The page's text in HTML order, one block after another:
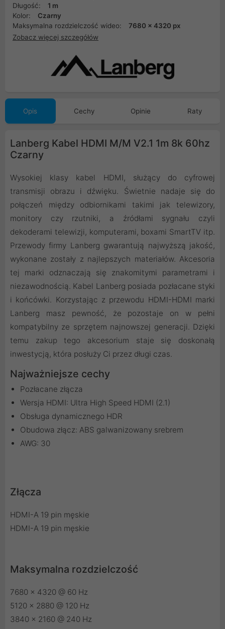
Długość:
1 m
Kolor:
Czarny
Maksymalna rozdzielczość wideo:
7680 x 4320 px
Zobacz więcej szczegółów
Opis Cechy Opinie Raty
Lanberg Kabel HDMI M/M V2.1 1m 8k 60hz
Czarny
Wysokiej klasy kabel HDMI, służący do cyfrowej
transmisji obrazu i dźwięku. Świetnie nadaje się do
połączeń między odbiornikami takimi jak telewizory,
monitory czy rzutniki, a źródłami sygnału czyli
dekoderami telewizji, komputerami, boxami SmartTV itp.
Przewody firmy Lanberg gwarantują najwyższą jakość,
wykonane zostały z najlepszych materiałów. Akcesoria
tej marki odznaczają się znakomitymi parametrami i
niezawodnością. Kabel Lanberg posiada pozłacane styki
i końcówki. Korzystając z przewodu HDMI-HDMI marki
Lanberg masz pewność, że pozostaje on w pełni
kompatybilny ze sprzętem najnowszej generacji. Dzięki
temu zakup tego akcesorium staje się doskonałą
inwestycją, która posłuży Ci przez długi czas.
Najważniejsze cechy
Pozłacane złącza
Wersja HDMI: Ultra High Speed HDMI (2.1)
Obsługa dynamicznego HDR
Obudowa złącz: ABS galwanizowany srebrem
AWG: 30
Złącza
HDMI-A 19 pin męskie
HDMI-A 19 pin męskie
Maksymalna rozdzielczość
7680 x 4320 @ 60 Hz
5120 x 2880 @ 120 Hz
3840 x 2160 @ 240 Hz